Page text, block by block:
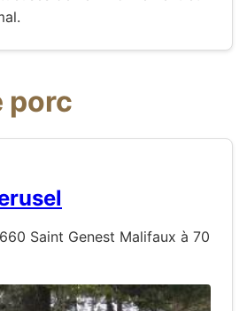
porc
Saint Genest Malifaux à 70